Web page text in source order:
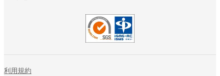
利用規約